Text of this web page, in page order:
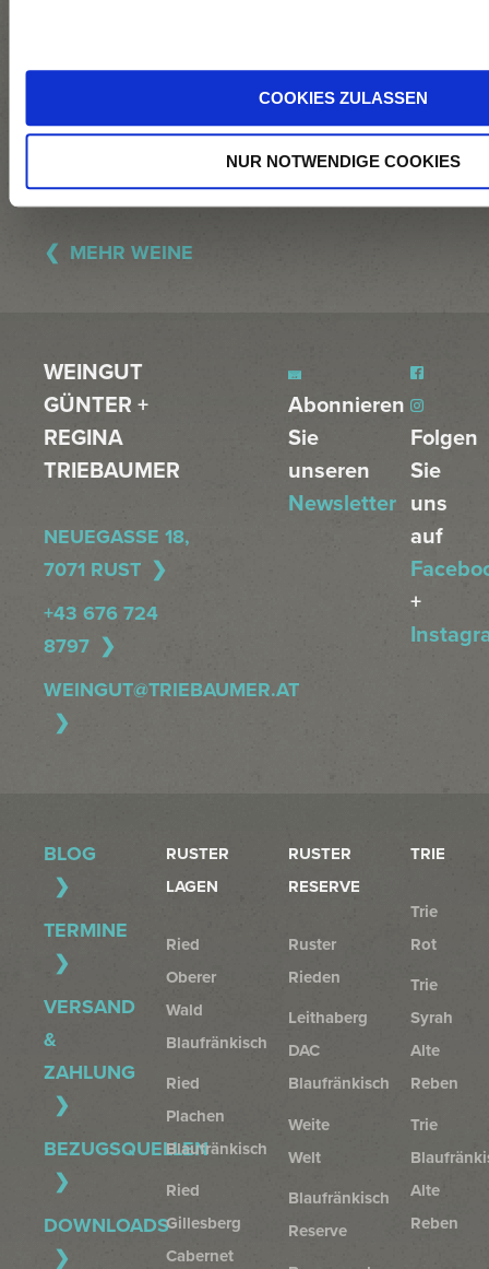
COOKIES ZULASSEN
NUR NOTWENDIGE COOKIES
Stahltank-
MEHR WEINE
WEINGUT
GÜNTER +
REGINA
TRIEBAUMER
NEUEGASSE 18,
7071 RUST
+43 676 724
8797
WEINGUT@TRIEBAUMER.AT
Abonnieren
Sie
unseren
Newsletter
Folgen
Sie
uns
auf
+
BLOG
TERMINE
VERSAND
&
ZAHLUNG
BEZUGSQUELLEN
DOWNLOADS
RUSTER
LAGEN
Ried
Oberer
Wald
Blaufränkisch
Ried
Plachen
Blaufränkisch
Ried
Gillesberg
Cabernet
RUSTER
RESERVE
Ruster
Rieden
Leithaberg
DAC
Blaufränkisch
Weite
Welt
Blaufränkisch
Reserve
TRIE
Trie
Rot
Trie
Syrah
Alte
Reben
Trie
Alte
Reben